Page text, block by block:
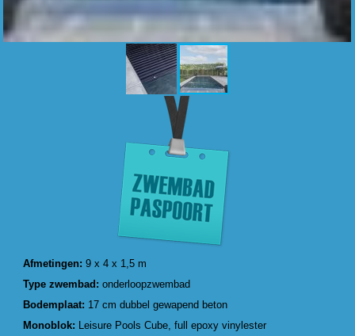
Afmetingen:9 x 4 x 1,5 m
Type zwembad:onderloopzwembad
Bodemplaat: 17 cm dubbel gewapend beton
Monoblok:
Leisure Pools Cube, full epoxy vinylester